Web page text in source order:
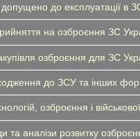
до експлуатації в
на озброєння ЗС
озброєння для ЗС
до ЗСУ та інших
озброєння і
та аналізи розвитку